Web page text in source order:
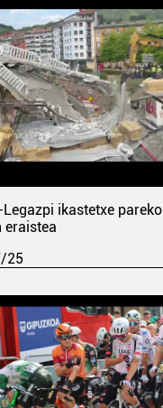
Legazpi ikastetxe pareko
eraistea
25